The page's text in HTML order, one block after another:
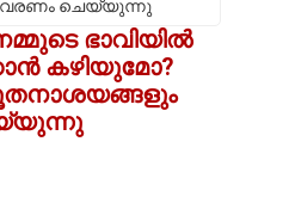
ഭാവിയിൽ
കഴിയുമോ?